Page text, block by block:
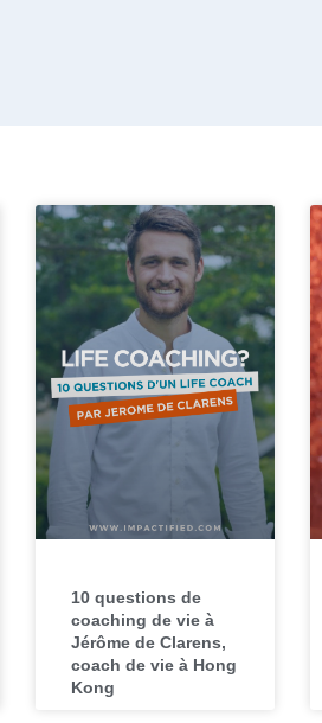
10 questions de
coaching de vie à
Jérôme de Clarens,
coach de vie à Hong
Kong